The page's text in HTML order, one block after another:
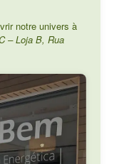
notre univers à
– Loja B, Rua